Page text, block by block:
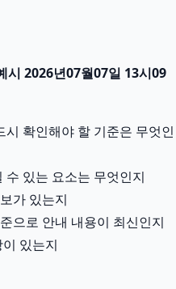
시 2026년07월07일 13시09
확인해야 할 기준은 무엇인
있는 요소는 무엇인지
가 있는지
으로 안내 내용이 최신인지
있는지